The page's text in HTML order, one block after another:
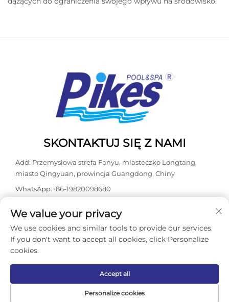
SKONTAKTUJ SIĘ Z NAMI
Add: Przemysłowa strefa Fanyu, miasteczko Longtang,
miasto Qingyuan, prowincja Guangdong, Chiny
WhatsApp:+86-19820098680
E-mail:[email protected]
Prawa autorskie © 2026 Guangdong Kasdaly Pool Spa
Equipment Co., Ltd. Wszelkie prawa zastrzeżone. -Polityka
prywatności
We value your privacy
We use cookies and similar tools to provide our services.
If you don't want to accept all cookies, click Personalize
cookies.
Personalize cookies
Accept all